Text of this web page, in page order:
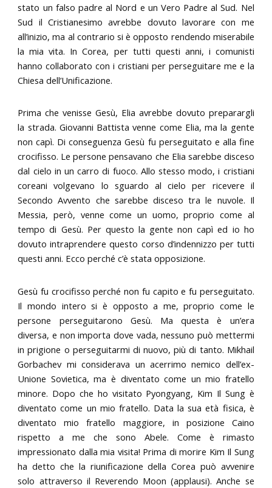
stato un falso padre al Nord e un Vero Padre al Sud. Nel
Sud il Cristianesimo avrebbe dovuto lavorare con me
all’inizio, ma al contrario si è opposto rendendo miserabile
la mia vita. In Corea, per tutti questi anni, i comunisti
hanno collaborato con i cristiani per perseguitare me e la
Chiesa dell’Unificazione.
Prima che venisse Gesù, Elia avrebbe dovuto preparargli
la strada. Giovanni Battista venne come Elia, ma la gente
non capì. Di conseguenza Gesù fu perseguitato e alla fine
crocifisso. Le persone pensavano che Elia sarebbe disceso
dal cielo in un carro di fuoco. Allo stesso modo, i cristiani
coreani volgevano lo sguardo al cielo per ricevere il
Secondo Avvento che sarebbe disceso tra le nuvole. Il
Messia, però, venne come un uomo, proprio come al
tempo di Gesù. Per questo la gente non capì ed io ho
dovuto intraprendere questo corso d’indennizzo per tutti
questi anni. Ecco perché c’è stata opposizione.
Gesù fu crocifisso perché non fu capito e fu perseguitato.
Il mondo intero si è opposto a me, proprio come le
persone perseguitarono Gesù. Ma questa è un’era
diversa, e non importa dove vada, nessuno può mettermi
in prigione o perseguitarmi di nuovo, più di tanto. Mikhail
Gorbachev mi considerava un acerrimo nemico dell’ex-
Unione Sovietica, ma è diventato come un mio fratello
minore. Dopo che ho visitato Pyongyang, Kim Il Sung è
diventato come un mio fratello. Data la sua età fisica, è
diventato mio fratello maggiore, in posizione Caino
rispetto a me che sono Abele. Come è rimasto
impressionato dalla mia visita! Prima di morire Kim Il Sung
ha detto che la riunificazione della Corea può avvenire
solo attraverso il Reverendo Moon (applausi). Anche se